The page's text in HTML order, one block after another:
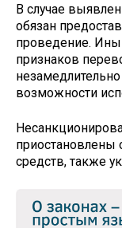
В случае
обязан
проведение.
признаков
возможности
средств, также